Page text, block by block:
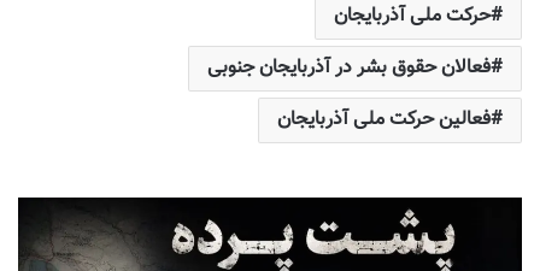
حرکت ملی آذربایجان
فعالان حقوق بشر در آذربایجان جنوبی
فعالین حرکت ملی آذربایجان